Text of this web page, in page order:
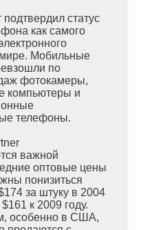
подтвердил статус
как самого
мире. Мобильные
по
фотокамеры,
компьютеры и
телефоны.
важной
оптовые цены
понизиться
за штуку в 2004
к 2009 году.
особенно в США,